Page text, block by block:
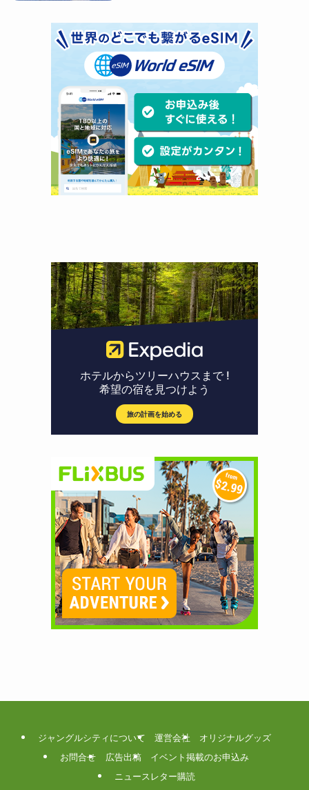
ジャングルシティについて 運営会社
オリジナルグッズ
お問合せ
広告出稿
イベント掲載のお申込み
ニュースレター購読